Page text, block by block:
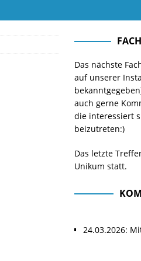
Das nächste
auf unserer
auch gerne
die interessiert
beizutreten:)
Das letzte
Unikum statt.
24.03.2026: